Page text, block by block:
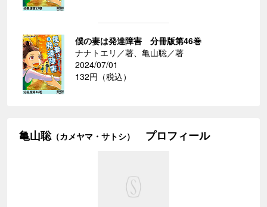
僕の妻は発達障害 分冊版第46巻
ナナトエリ／著、亀山聡／著
2024/07/01
132円（税込）
亀山聡（カメヤマ・サトシ） プロフィール